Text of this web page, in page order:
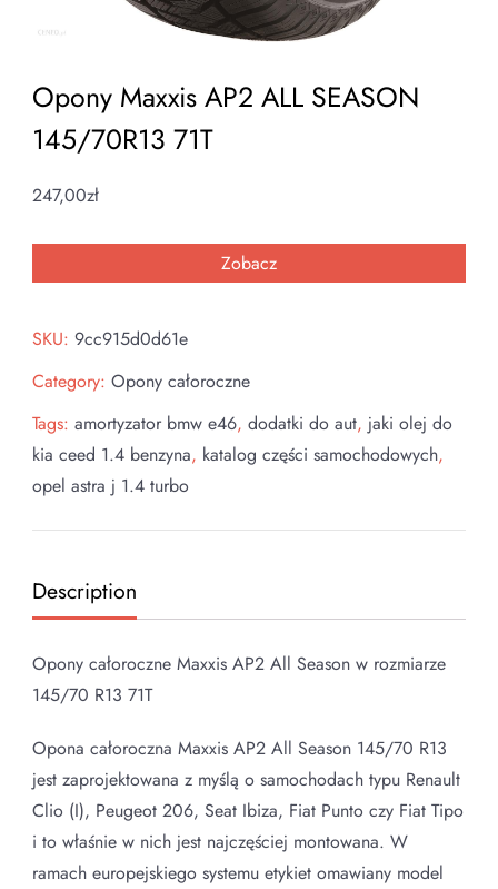
Opony Maxxis AP2 ALL SEASON
145/70R13 71T
247,00zł
Zobacz
SKU: 9cc915d0d61e
Category: Opony całoroczne
Tags: amortyzator bmw e46, dodatki do aut, jaki olej do
kia ceed 1.4 benzyna, katalog części samochodowych,
opel astra j 1.4 turbo
Description
Opony całoroczne Maxxis AP2 All Season w rozmiarze
145/70 R13 71T
Opona całoroczna Maxxis AP2 All Season 145/70 R13
jest zaprojektowana z myślą o samochodach typu Renault
Clio (I), Peugeot 206, Seat Ibiza, Fiat Punto czy Fiat Tipo
i to właśnie w nich jest najczęściej montowana. W
ramach europejskiego systemu etykiet omawiany model